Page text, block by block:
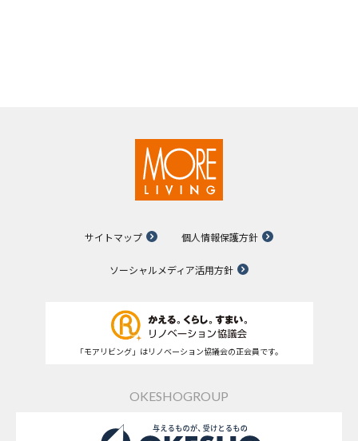
サイトマップ 個人情報保護方針
ソーシャルメディア活用方針
「モアリビング」はリノベーション協議会の正会員です。
OKESHOGROUP